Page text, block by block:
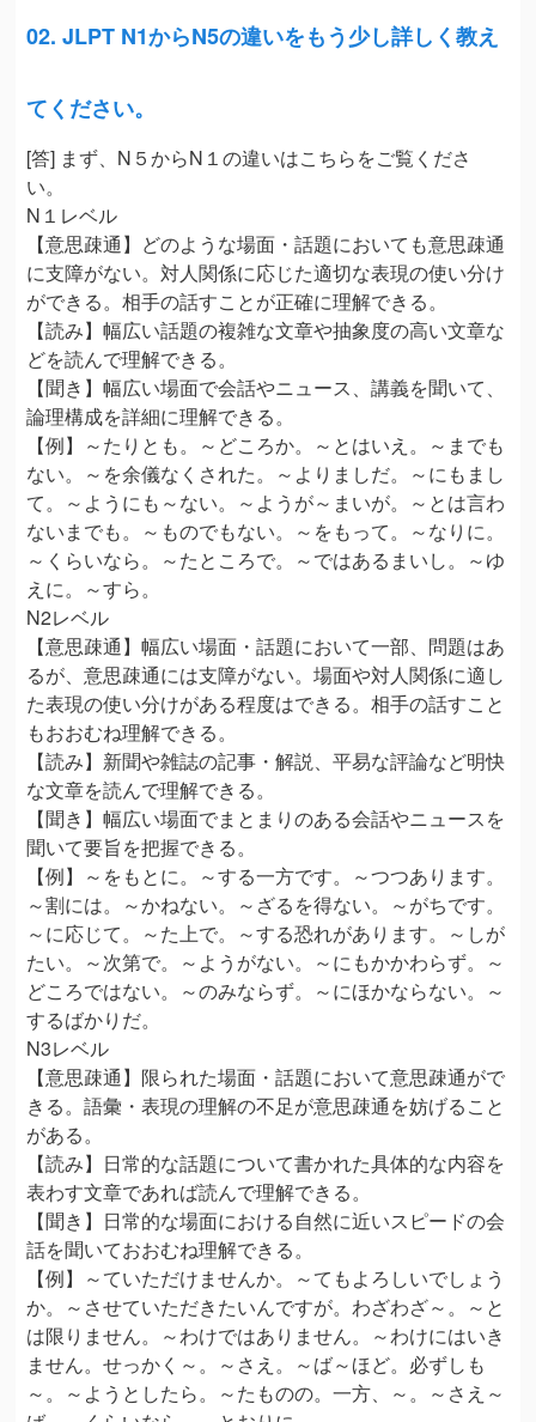
02. JLPT N1からN5の違いをもう少し詳しく教え
てください。
[答] まず、N５からN１の違いはこちらをご覧くださ
い。
N１レベル
【意思疎通】どのような場面・話題においても意思疎通
に支障がない。対人関係に応じた適切な表現の使い分け
ができる。相手の話すことが正確に理解できる。
【読み】幅広い話題の複雑な文章や抽象度の高い文章な
どを読んで理解できる。
【聞き】幅広い場面で会話やニュース、講義を聞いて、
論理構成を詳細に理解できる。
【例】～たりとも。～どころか。～とはいえ。～までも
ない。～を余儀なくされた。～よりましだ。～にもまし
て。～ようにも～ない。～ようが～まいが。～とは言わ
ないまでも。～ものでもない。～をもって。～なりに。
～くらいなら。～たところで。～ではあるまいし。～ゆ
えに。～すら。
N2レベル
【意思疎通】幅広い場面・話題において一部、問題はあ
るが、意思疎通には支障がない。場面や対人関係に適し
た表現の使い分けがある程度はできる。相手の話すこと
もおおむね理解できる。
【読み】新聞や雑誌の記事・解説、平易な評論など明快
な文章を読んで理解できる。
【聞き】幅広い場面でまとまりのある会話やニュースを
聞いて要旨を把握できる。
【例】～をもとに。～する一方です。～つつあります。
～割には。～かねない。～ざるを得ない。～がちです。
～に応じて。～た上で。～する恐れがあります。～しが
たい。～次第で。～ようがない。～にもかかわらず。～
どころではない。～のみならず。～にほかならない。～
するばかりだ。
N3レベル
【意思疎通】限られた場面・話題において意思疎通がで
きる。語彙・表現の理解の不足が意思疎通を妨げること
がある。
【読み】日常的な話題について書かれた具体的な内容を
表わす文章であれば読んで理解できる。
【聞き】日常的な場面における自然に近いスピードの会
話を聞いておおむね理解できる。
【例】～ていただけませんか。～てもよろしいでしょう
か。～させていただきたいんですが。わざわざ～。～と
は限りません。～わけではありません。～わけにはいき
ません。せっかく～。～さえ。～ば～ほど。必ずしも
～。～ようとしたら。～たものの。一方、～。～さえ～